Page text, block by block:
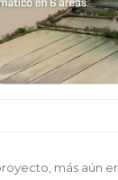
más aún